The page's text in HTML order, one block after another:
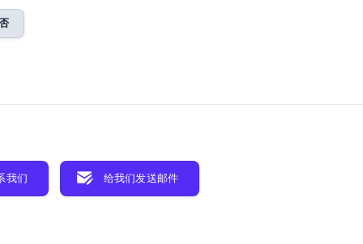
我们 给我们发送邮件